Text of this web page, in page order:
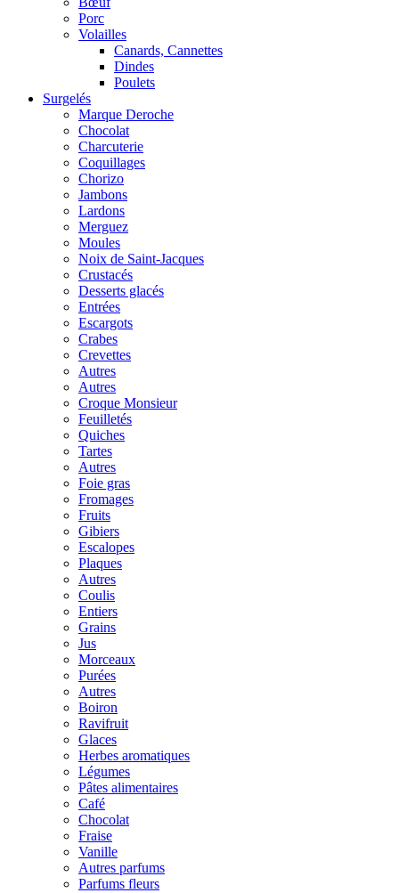
Porc
Volailles
Canards, Cannettes
Dindes
Poulets
Surgelés
Marque Deroche
Chocolat
Charcuterie
Coquillages
Chorizo
Jambons
Lardons
Merguez
Moules
Noix de Saint-Jacques
Crustacés
Desserts glacés
Entrées
Escargots
Crabes
Crevettes
Autres
Autres
Croque Monsieur
Feuilletés
Quiches
Tartes
Autres
Foie gras
Fromages
Fruits
Gibiers
Escalopes
Plaques
Autres
Coulis
Entiers
Grains
Jus
Morceaux
Purées
Autres
Boiron
Ravifruit
Glaces
Herbes aromatiques
Légumes
Pâtes alimentaires
Café
Chocolat
Fraise
Vanille
Autres parfums
Parfums fleurs